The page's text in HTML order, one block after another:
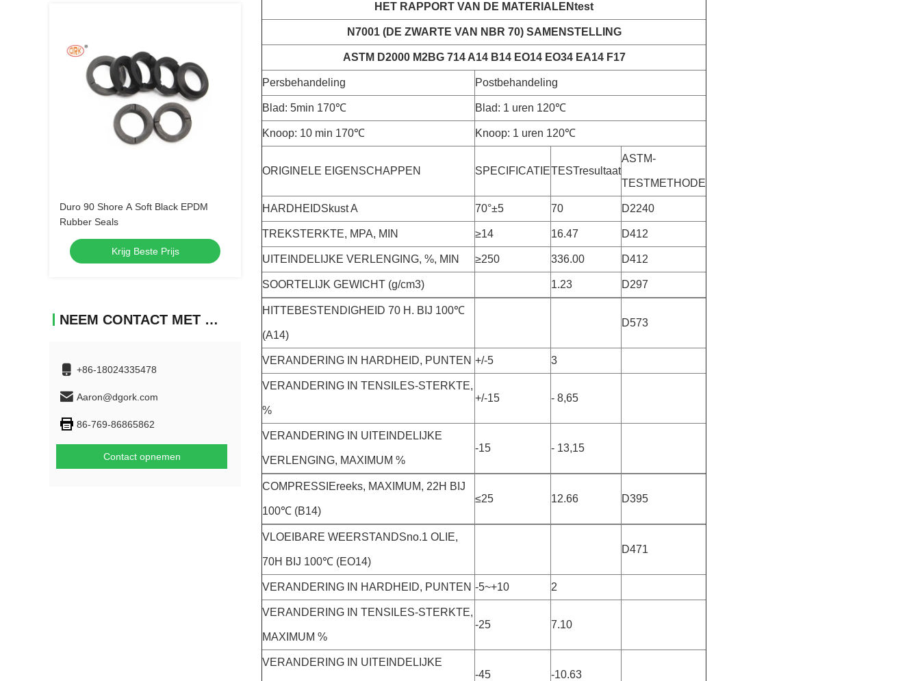
Duro 90 Shore A Soft Black EPDM
Rubber Seals
Krijg Beste Prijs
NEEM CONTACT MET ONS OP
+86-18024335478
Aaron@dgork.com
86-769-86865862
Contact opnemen
HET RAPPORT VAN DE MATERIALENtest
N7001 (DE ZWARTE VAN NBR 70) SAMENSTELLING
ASTM D2000 M2BG 714 A14 B14 EO14 EO34 EA14 F17
Persbehandeling Postbehandeling
Blad: 5min 170℃ Blad: 1 uren 120℃
Knoop: 10 min 170℃ Knoop: 1 uren 120℃
ORIGINELE EIGENSCHAPPEN SPECIFICATIETESTresultaat
ASTM-
TESTMETHODE
HARDHEIDSkust A 70°±5 70 D2240
TREKSTERKTE, MPA, MIN ≥14 16.47 D412
UITEINDELIJKE VERLENGING, %, MIN ≥250 336.00 D412
SOORTELIJK GEWICHT (g/cm3) 1.23 D297
HITTEBESTENDIGHEID 70 H. BIJ 100℃
(A14)
D573
VERANDERING IN HARDHEID, PUNTEN +/-5 3
VERANDERING IN TENSILES-STERKTE,
%
+/-15 - 8,65
VERANDERING IN UITEINDELIJKE
VERLENGING, MAXIMUM %
-15 - 13,15
COMPRESSIEreeks, MAXIMUM, 22H BIJ
100℃ (B14)
≤25 12.66 D395
VLOEIBARE WEERSTANDSno.1 OLIE,
70H BIJ 100℃ (EO14)
D471
VERANDERING IN HARDHEID, PUNTEN -5~+10 2
VERANDERING IN TENSILES-STERKTE,
MAXIMUM %
-25 7.10
VERANDERING IN UITEINDELIJKE
-45
-10.63